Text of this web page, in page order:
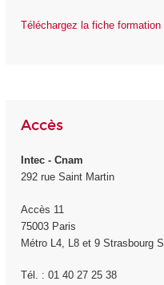
Téléchargez la fiche
Accès
Intec - Cnam
292 rue Saint Martin
Accès 11
75003 Paris
Métro L4, L8 et 9 Strasbourg
Tél. : 01 40 27 25 38